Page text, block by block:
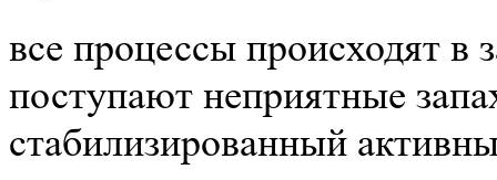
все процессы происходят в
поступают неприятные
стабилизированный